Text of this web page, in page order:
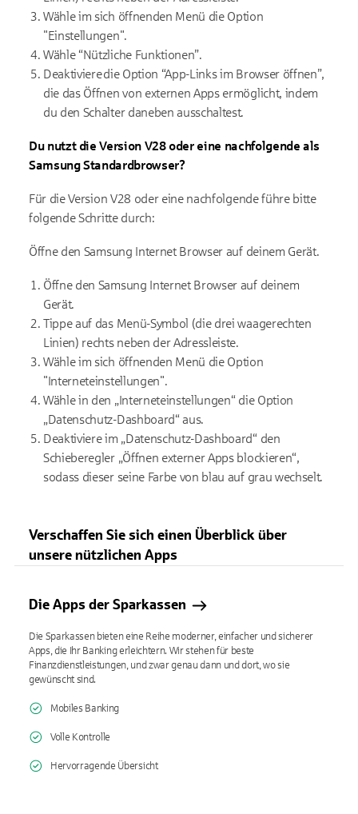
Wähle im sich öffnenden Menü die Option
"Einstellungen".
Wähle “Nützliche Funktionen”.
Deaktiviere die Option “App-Links im Browser öffnen”,
die das Öffnen von externen Apps ermöglicht, indem
du den Schalter daneben ausschaltest.
Du nutzt die Version V28 oder eine nachfolgende als
Samsung Standardbrowser?
Für die Version V28 oder eine nachfolgende führe bitte
folgende Schritte durch:
Öffne den Samsung Internet Browser auf deinem Gerät.
Öffne den Samsung Internet Browser auf deinem
Gerät.
Tippe auf das Menü-Symbol (die drei waagerechten
Linien) rechts neben der Adressleiste.
Wähle im sich öffnenden Menü die Option
"Interneteinstellungen".
Wähle in den „Interneteinstellungen“ die Option
„Datenschutz-Dashboard“ aus.
Deaktiviere im „Datenschutz-Dashboard“ den
Schieberegler „Öffnen externer Apps blockieren“,
sodass dieser seine Farbe von blau auf grau wechselt.
Verschaffen Sie sich einen Überblick über
unsere nützlichen Apps
Die Apps der Sparkassen
Die Sparkassen bieten eine Reihe moderner, einfacher und sicherer
Apps, die Ihr Banking erleichtern. Wir stehen für beste
Finanzdienstleistungen, und zwar genau dann und dort, wo sie
gewünscht sind.
Mobiles Banking
Volle Kontrolle
Hervorragende Übersicht